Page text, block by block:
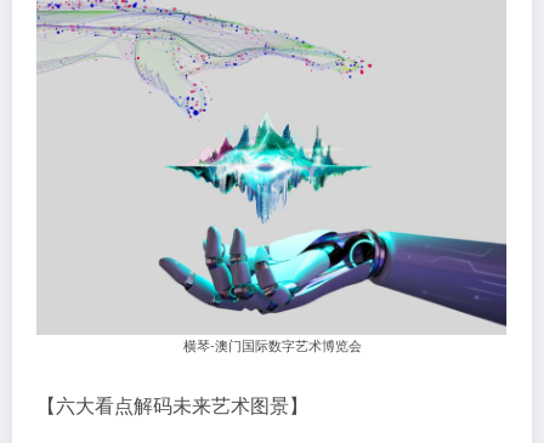
横琴-澳门国际数字艺术博览会
【六大看点解码未来艺术图景】